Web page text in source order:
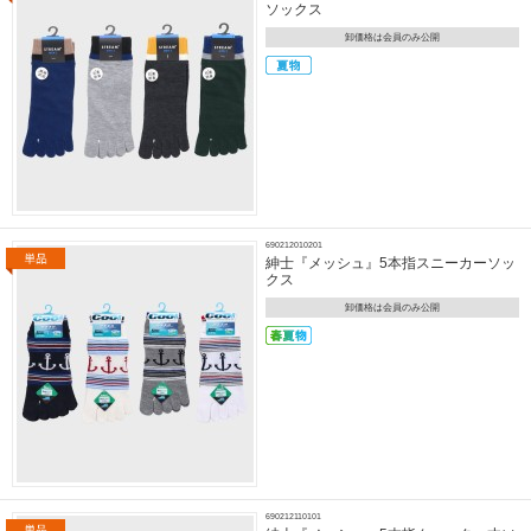
ソックス
卸価格は会員のみ公開
690212010201
紳士『メッシュ』5本指スニーカーソッ
クス
卸価格は会員のみ公開
690212110101